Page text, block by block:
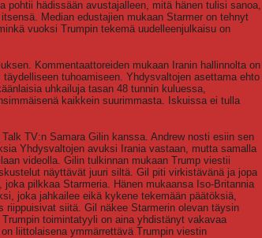
hädissään avustajalleen, mitä hänen tulisi sanoa,
Median edustajien mukaan Starmer on tehnyt
vuoksi Trumpin tekemä uudelleenjulkaisu on
Kommentaattoreiden mukaan Iranin hallinnolta on
tuhoamiseen. Yhdysvaltojen asettama ehto
uhkailuja tasan 48 tunnin kuluessa,
kaikkein suurimmasta. Iskuissa ei tulla
TV:n Samara Gilin kanssa. Andrew nosti esiin sen
Yhdysvaltojen avuksi Irania vastaan, mutta samalla
videolla. Gilin tulkinnan mukaan Trump viestii
näyttävät juuri siltä. Gil piti virkistävänä ja jopa
pilkkaa Starmeria. Hänen mukaansa Iso-Britannia
joka jahkailee eikä kykene tekemään päätöksiä,
riippuisivat siitä. Gil näkee Starmerin olevan täysin
toimintatyyli on aina yhdistänyt vakavaa
liittolaisena ymmärrettävä Trumpin viestin